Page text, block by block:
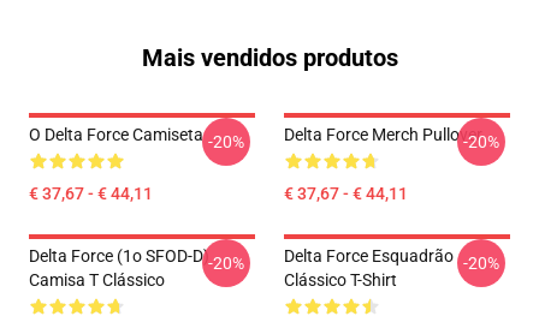
Mais vendidos produtos
O Delta Force Camiseta
€ 37,67 - € 44,11
-20% Delta Force Merch Pullover
€ 37,67 - € 44,11
-20%
Delta Force (1o SFOD-D)
Camisa T Clássico
-20%
Delta Force Esquadrão
Clássico T-Shirt
-20%